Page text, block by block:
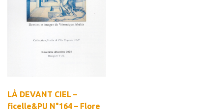
Ficelle noire
Auteurs
Beaux-Arts
Peintures
Les froissés, les plissés
Installations
LÀ DEVANT CIEL –
ficelle&PU N°164 – Flore